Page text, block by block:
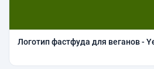
Логотип фастфуда для веганов -